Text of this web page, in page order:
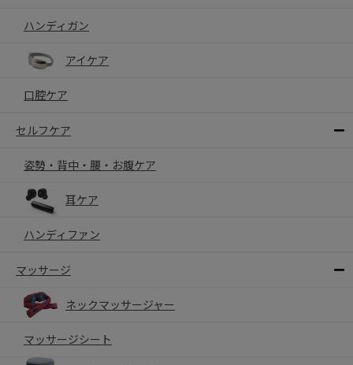
ハンディガン
アイケア
口腔ケア
セルフケア
姿勢・背中・腰・お腹ケア
耳ケア
ハンディファン
マッサージ
ネックマッサージャー
マッサージシート